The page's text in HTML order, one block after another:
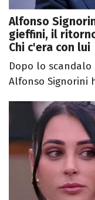
Alfonso
gieffini, il
Chi c'era con lui
Dopo lo
Alfonso Signorini